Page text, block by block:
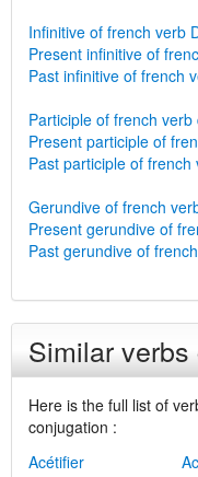
Infinitive of french verb
Present infinitive of
Past infinitive of french
Participle of french
Present participle of
Past participle of
Gerundive of french
Present gerundive of
Past gerundive of
Similar
Here is the full list of
conjugation :
Acétifier